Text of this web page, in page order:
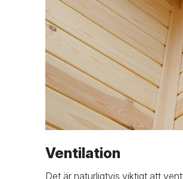
Ventilation
Det är naturligtvis viktigt att